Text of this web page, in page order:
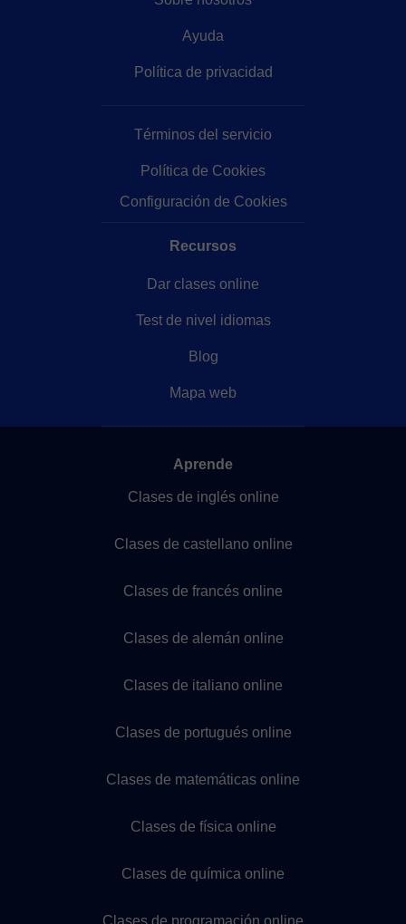
Ayuda
Política de privacidad
Términos del servicio
Política de Cookies
Configuración de Cookies
Recursos
Dar clases online
Test de nivel idiomas
Blog
Mapa web
Aprende
Clases de inglés online
Clases de castellano online
Clases de francés online
Clases de alemán online
Clases de italiano online
Clases de portugués online
Clases de matemáticas online
Clases de física online
Clases de química online
Clases de programación online